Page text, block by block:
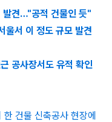
발견…"공적 건물인 듯"
서 이 정도 규모 발견
공사장서도 유적 확인
건물 신축공사 현장에